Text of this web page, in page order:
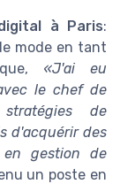
à Paris:
mode en tant
«J'ai eu
le chef de
de
d'acquérir des
en gestion de
un poste en